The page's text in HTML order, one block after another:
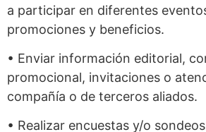
a participar en diferentes
promociones y beneficios.
• Enviar información editorial,
promocional, invitaciones o
compañía o de terceros aliados.
• Realizar encuestas y/o